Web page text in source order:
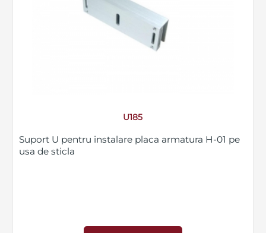
U185
Suport U pentru instalare placa armatura H-01 pe
usa de sticla